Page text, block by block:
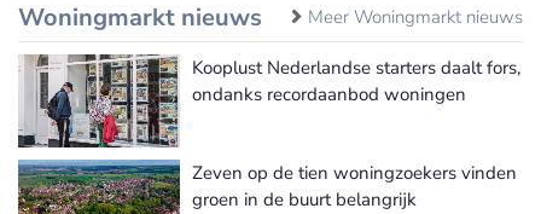
Woningmarkt nieuws Meer Woningmarkt nieuws
Kooplust Nederlandse starters daalt fors,
ondanks recordaanbod woningen
Zeven op de tien woningzoekers vinden
groen in de buurt belangrijk